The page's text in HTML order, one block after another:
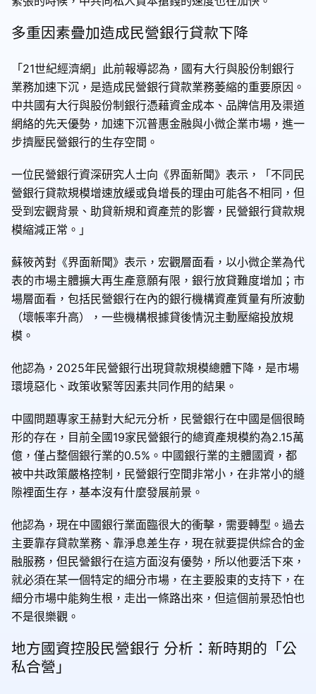
多重因素疊加造成民營銀行貸款下降
「21世紀經濟網」此前報導認為，國有大行與股份制銀行
業務加速下沉，是造成民營銀行貸款業務萎縮的重要原因。
中共國有大行與股份制銀行憑藉資金成本、品牌信用及渠道
網絡的先天優勢，加速下沉普惠金融與小微企業市場，進一
步擠壓民營銀行的生存空間。
一位民營銀行資深研究人士向《界面新聞》表示，「不同民
營銀行貸款規模增速放緩或負增長的理由可能各不相同，但
受到宏觀背景、助貸新規和資產荒的影響，民營銀行貸款規
模縮減正常。」
蘇筱芮對《界面新聞》表示，宏觀層面看，以小微企業為代
表的市場主體擴大再生產意願有限，銀行放貸難度增加；市
場層面看，包括民營銀行在內的銀行機構資產質量有所波動
（壞帳率升高），一些機構根據貸後情況主動壓縮投放規
模。
他認為，2025年民營銀行出現貸款規模總體下降，是市場
環境惡化、政策收緊等因素共同作用的結果。
中國問題專家王赫對大紀元分析，民營銀行在中國是個很畸
形的存在，目前全國19家民營銀行的總資產規模約為2.15萬
億，僅占整個銀行業的0.5%。中國銀行業的主體國資，都
被中共政策嚴格控制，民營銀行空間非常小，在非常小的縫
隙裡面生存，基本沒有什麼發展前景。
他認為，現在中國銀行業面臨很大的衝擊，需要轉型。過去
主要靠存貸款業務、靠淨息差生存，現在就要提供綜合的金
融服務，但民營銀行在這方面沒有優勢，所以他要活下來，
就必須在某一個特定的細分市場，在主要股東的支持下，在
細分市場中能夠生根，走出一條路出來，但這個前景恐怕也
不是很樂觀。
地方國資控股民營銀行 分析：新時期的「公
私合營」